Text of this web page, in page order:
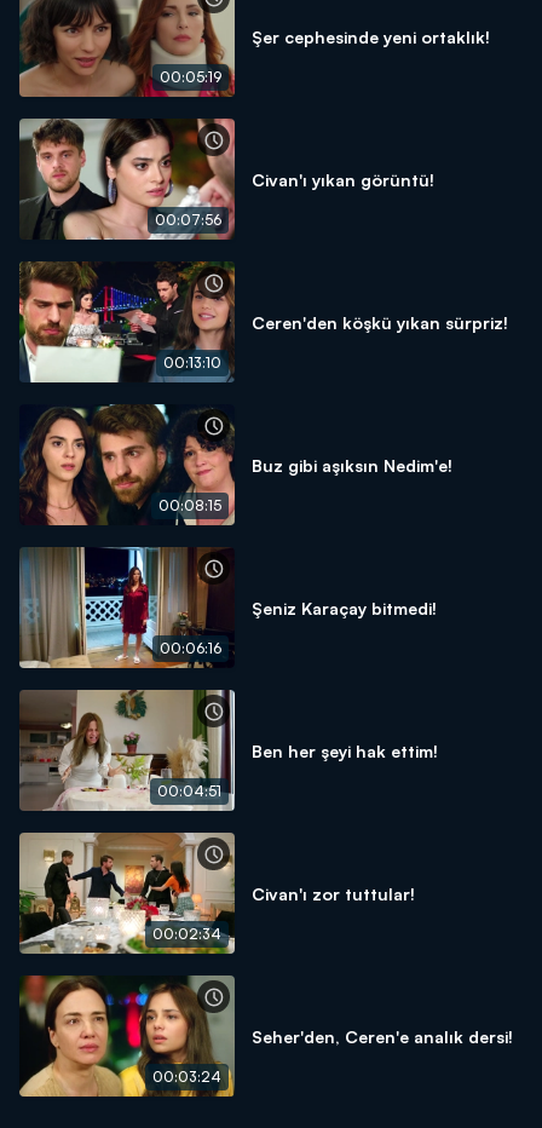
00:05:19
Şer cephesinde yeni ortaklık!
00:07:56
Civan'ı yıkan görüntü!
00:13:10
Ceren'den köşkü yıkan sürpriz!
00:08:15
Buz gibi aşıksın Nedim'e!
00:06:16
Şeniz Karaçay bitmedi!
00:04:51
Ben her şeyi hak ettim!
00:02:34
Civan'ı zor tuttular!
00:03:24
Seher'den, Ceren'e analık dersi!